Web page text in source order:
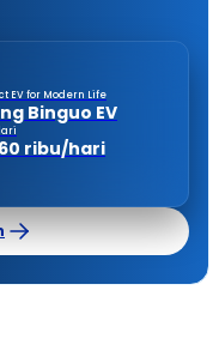
EV for Modern Life
Binguo EV
ribu/hari